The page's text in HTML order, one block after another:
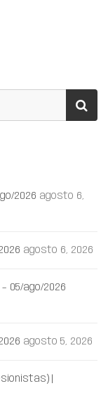
2026 agosto 6,
agosto 6, 2026
05/ago/2026
agosto 5, 2026
|